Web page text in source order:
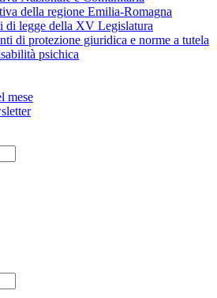
della regione Emilia-Romagna
di legge della XV Legislatura
di protezione giuridica e norme a tutela
psichica
mese